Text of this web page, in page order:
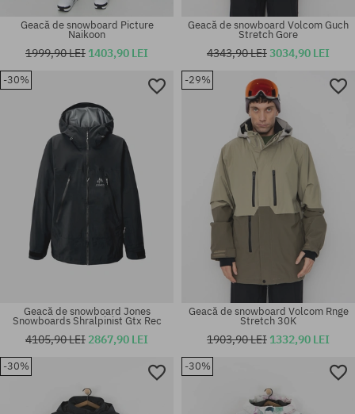
Mărimi existente:
Mărimi existente:
Mărimi existente:
Geacă de snowboard Picture
Naikoon
1999,90 LEI 1403,90 LEI
Mărimi existente:
Geacă de snowboard Volcom Guch
Stretch Gore
4343,90 LEI3034,90 LEI
-30%
Geacă de snowboard Jones
Snowboards Shralpinist Gtx Rec
4105,90 LEI 2867,90 LEI
-29%
Geacă de snowboard Volcom Rnge
Stretch 30K
1903,90 LEI 1332,90 LEI
-30% -30%